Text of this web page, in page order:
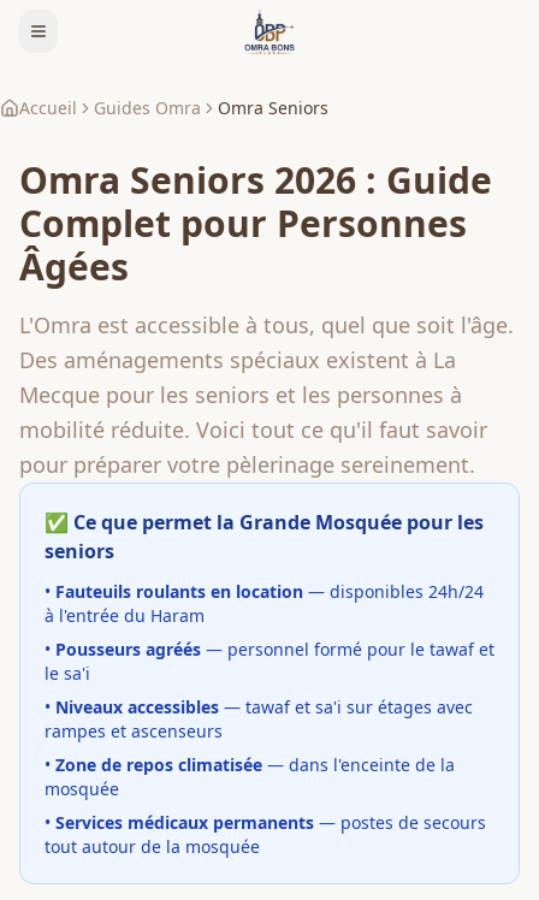
Accueil Guides Omra Omra Seniors
Omra Seniors 2026 : Guide
Complet pour Personnes
Âgées
L'Omra est accessible à tous, quel que soit l'âge.
Des aménagements spéciaux existent à La
Mecque pour les seniors et les personnes à
mobilité réduite. Voici tout ce qu'il faut savoir
pour préparer votre pèlerinage sereinement.
✅ Ce que permet la Grande Mosquée pour les
seniors
• Fauteuils roulants en location — disponibles 24h/24
à l'entrée du Haram
• Pousseurs agréés — personnel formé pour le tawaf et
le sa'i
• Niveaux accessibles — tawaf et sa'i sur étages avec
rampes et ascenseurs
• Zone de repos climatisée — dans l'enceinte de la
mosquée
• Services médicaux permanents — postes de secours
tout autour de la mosquée